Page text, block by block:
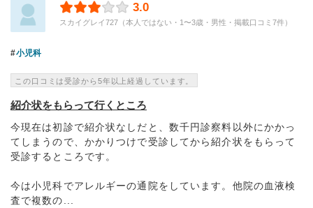
3.0
スカイグレイ727（本人ではない・1〜3歳・男性・掲載口コミ7件）
小児科
この口コミは受診から5年以上経過しています。
紹介状をもらって行くところ
今現在は初診で紹介状なしだと、数千円診察料以外にかかっ
てしまうので、かかりつけで受診してから紹介状をもらって
受診するところです。
今は小児科でアレルギーの通院をしています。他院の血液検
査で複数の...